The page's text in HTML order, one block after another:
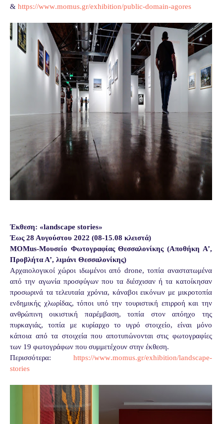
& https://www.momus.gr/exhibition/public-domain-agores
Έκθεση: «landscape stories»
Έως 28 Αυγούστου 2022 (08-15.08 κλειστά)
MOMus-Μουσείο Φωτογραφίας Θεσσαλονίκης (Αποθήκη Α’,
Προβλήτα Α’, λιμάνι Θεσσαλονίκης)
Αρχαιολογικοί χώροι ιδωμένοι από drone, τοπία αναστατωμένα
από την αγωνία προσφύγων που τα διέσχισαν ή τα κατοίκησαν
προσωρινά τα τελευταία χρόνια, κάναβοι εικόνων με μικροτοπία
ενδημικής χλωρίδας, τόποι υπό την τουριστική επιρροή και την
ανθρώπινη οικιστική παρέμβαση, τοπία στον απόηχο της
πυρκαγιάς, τοπία με κυρίαρχο το υγρό στοιχείο, είναι μόνο
κάποια από τα στοιχεία που αποτυπώνονται στις φωτογραφίες
των 19 φωτογράφων που συμμετέχουν στην έκθεση.
Περισσότερα: https://www.momus.gr/exhibition/landscape-
stories